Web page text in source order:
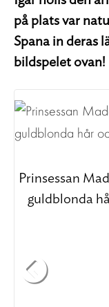
på plats var
Spana in deras
bildspelet ovan!
Prinsessan
guldblonda